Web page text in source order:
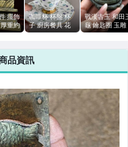
擺飾
重約
損傷
咖啡杯 杯盤 杯
子 廚房餐具 花
卉圖案
戰漢古玉 和田
龜 鑰匙圈 玉雕
沁色包漿
品資訊